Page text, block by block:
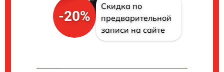
-20%
Скидка по
предварительной
записи на сайте